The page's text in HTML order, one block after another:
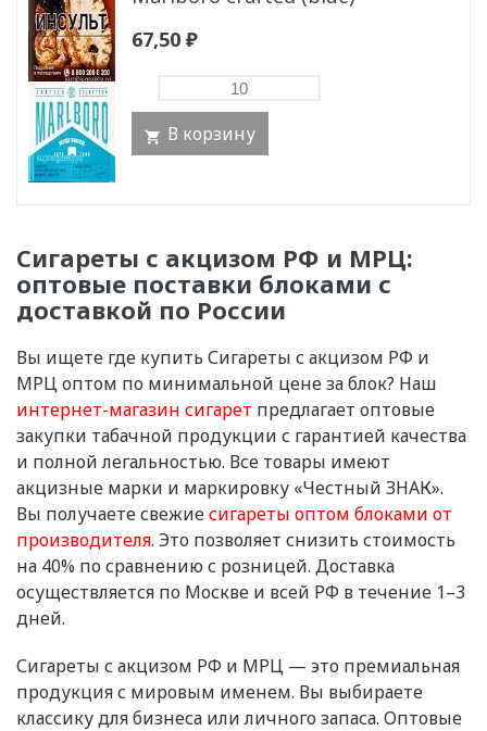
67,50 ₽
В корзину
Сигареты с акцизом РФ и МРЦ:
оптовые поставки блоками с
доставкой по России
Вы ищете где купить Сигареты с акцизом РФ и
МРЦ оптом по минимальной цене за блок? Наш
интернет-магазин сигарет предлагает оптовые
закупки табачной продукции с гарантией качества
и полной легальностью. Все товары имеют
акцизные марки и маркировку «Честный ЗНАК».
Вы получаете свежиесигареты оптом блоками от
производителя. Это позволяет снизить стоимость
на 40% по сравнению с розницей. Доставка
осуществляется по Москве и всей РФ в течение 1–3
дней.
Сигареты с акцизом РФ и МРЦ — это премиальная
продукция с мировым именем. Вы выбираете
классику для бизнеса или личного запаса. Оптовые